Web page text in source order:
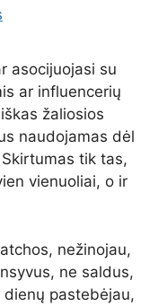
asocijuojasi su
ar influencerių
žaliosios
naudojamas dėl
tik tas,
vienuoliai, o ir
nežinojau,
ne saldus,
pastebėjau,